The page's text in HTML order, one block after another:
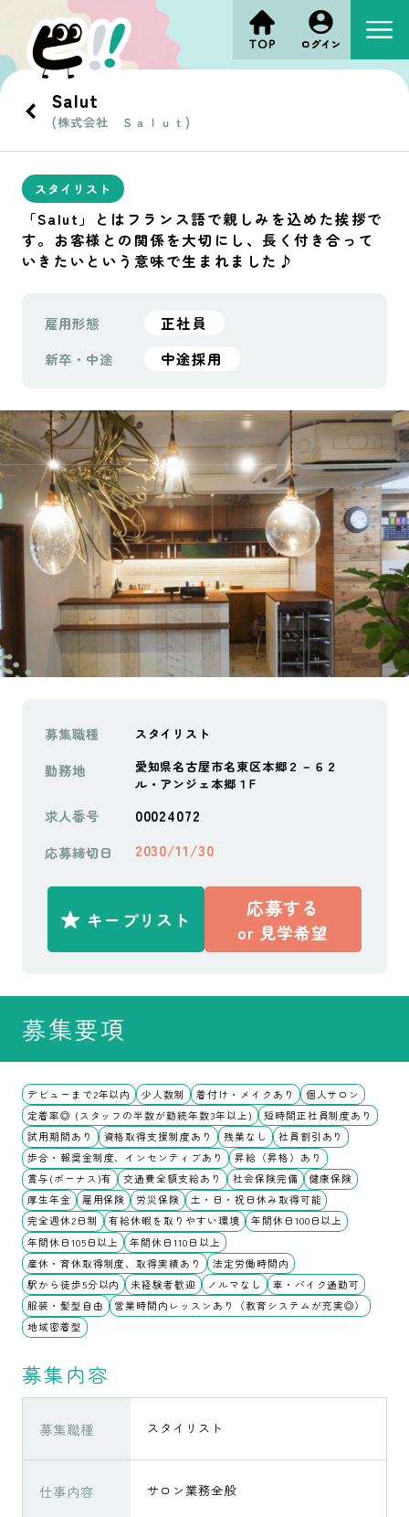
Salut
(株式会社 Ｓａｌｕｔ)
スタイリスト
「Salut」とはフランス語で親しみを込めた挨拶で
す。お客様との関係を大切にし、長く付き合って
いきたいという意味で生まれました♪
雇用形態 正社員
新卒・中途 中途採用
募集職種 スタイリスト
勤務地
愛知県名古屋市名東区本郷２－６２
ル・アンジェ本郷１F
求人番号 00024072
応募締切日 2030/11/30
キープリスト 応募する
or 見学希望
募集要項
デビューまで2年以内 少人数制 着付け・メイクあり
個人サロン
定着率◎ (スタッフの半数が勤続年数3年以上)
短時間正社員制度あり
試用期間あり
資格取得支援制度あり 残業なし
社員割引あり
歩合・報奨金制度、インセンティブあり
昇給（昇格）あり
賞与(ボーナス)有
交通費全額支給あり 社会保険完備
健康保険
厚生年金
雇用保険 労災保険
土・日・祝日休み取得可能
完全週休2日制
有給休暇を取りやすい環境
年間休日100日以上
年間休日105日以上
年間休日110日以上
産休・育休取得制度、取得実績あり
法定労働時間内
駅から徒歩5分以内
未経験者歓迎 ノルマなし
車・バイク通勤可
服装・髪型自由
営業時間内レッスンあり（教育システムが充実◎）
地域密着型
募集内容
募集職種 スタイリスト
仕事内容 サロン業務全般